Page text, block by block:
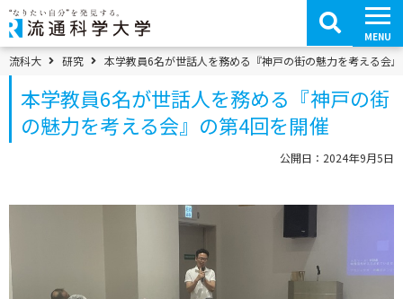
コ
ン
テ
ン
ツ
へ
移
MENU
パンくずメニュー
流科大 研究 本学教員6名が世話人を務める『神戸の街の魅力を考える会
本学教員6名が世話人を務める『神戸の街
の魅力を考える会』の第4回を開催
公開日：2024年9月5日